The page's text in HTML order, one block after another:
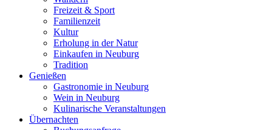
Freizeit & Sport
Familienzeit
Kultur
Erholung in der Natur
Einkaufen in Neuburg
Tradition
Genießen
Gastronomie in Neuburg
Wein in Neuburg
Kulinarische Veranstaltungen
Übernachten